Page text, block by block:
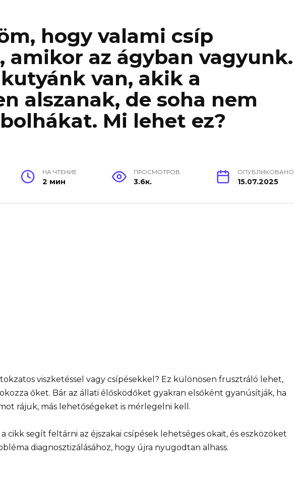
hogy valami csíp
amikor az ágyban vagyunk.
van, akik a
alszanak, de soha nem
Mi lehet ez?
НА ЧТЕНИЕ
2 мин
ПРОСМОТРОВ
3.6к.
ОПУБЛИКОВАНО
15.07.2025
viszketéssel vagy csípésekkel? Ez különösen frusztráló lehet,
őket. Bár az állati élősködőket gyakran elsőként gyanúsítják, ha
rájuk, más lehetőségeket is mérlegelni kell.
a cikk segít feltárni az éjszakai csípések lehetséges okait, és eszközöket
diagnosztizálásához, hogy újra nyugodtan alhass.